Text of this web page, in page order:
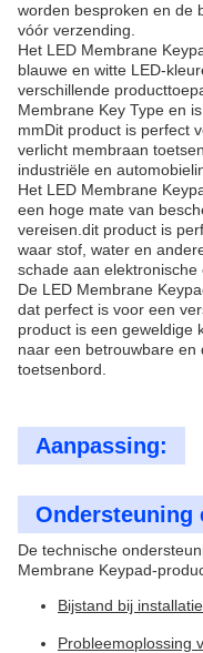
worden besproken en de
vóór verzending.
Het LED Membrane
blauwe en witte LED-
verschillende
Membrane Key Type en
mmDit product is perfect
verlicht membraan
industriële en
Het LED Membrane
een hoge mate van
vereisen.dit product is
waar stof, water en
schade aan elektronische
De LED Membrane
dat perfect is voor een
product is een geweldige
naar een betrouwbare
toetsenbord.
Aanpassing:
Ondersteuning
De technische
Membrane Keypad-
Bijstand bij
Probleemoplossing